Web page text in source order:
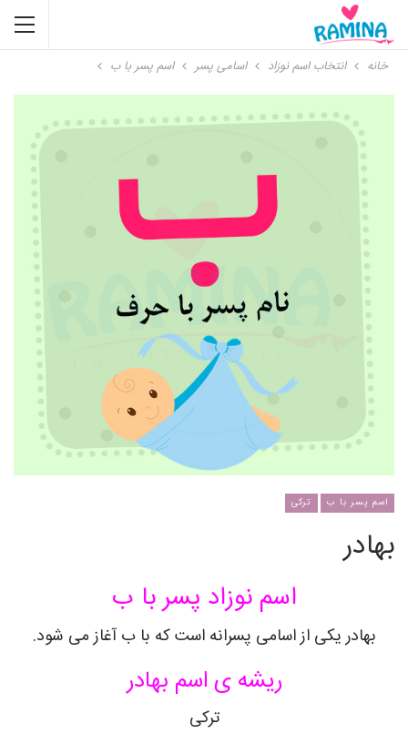
خانه انتخاب اسم نوزاد اسامی پسر اسم پسر با ب
اسم پسر با ب ترکی
بهادر
اسم نوزاد پسر با ب
بهادر یکی از اسامی پسرانه است که با ب آغاز می شود.
ریشه ی اسم بهادر
ترکی